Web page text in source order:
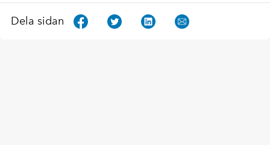
Dela sidan